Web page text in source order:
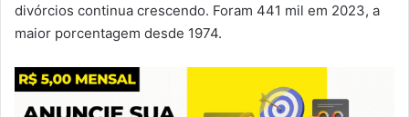
divórcios continua crescendo. Foram 441 mil em 2023, a
maior porcentagem desde 1974.